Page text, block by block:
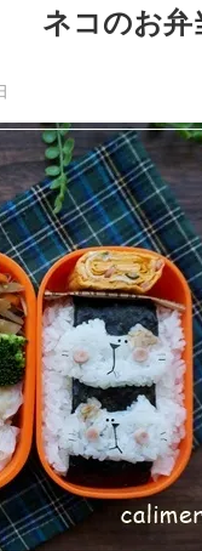
ネコのお弁